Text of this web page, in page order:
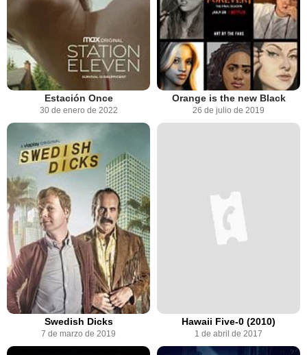
Estación Once
30 de enero de 2022
Orange is the new Black
26 de julio de 2019
Swedish Dicks
7 de marzo de 2019
Hawaii Five-0 (2010)
1 de abril de 2017